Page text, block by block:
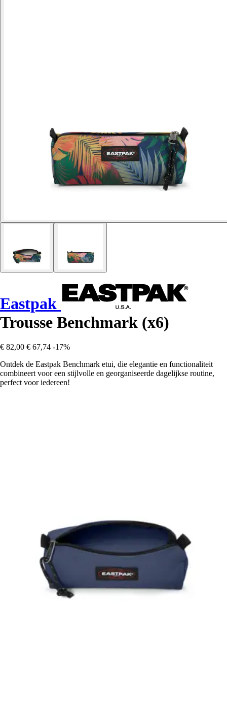
Eastpak
Trousse Benchmark (x6)
€ 82,00 € 67,74 -17%
Ontdek de Eastpak Benchmark etui, die elegantie en functionaliteit
combineert voor een stijlvolle en georganiseerde dagelijkse routine,
perfect voor iedereen!